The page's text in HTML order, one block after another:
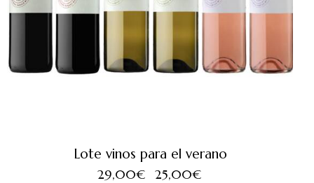
Lote vinos para el verano
29,00€ 25,00€